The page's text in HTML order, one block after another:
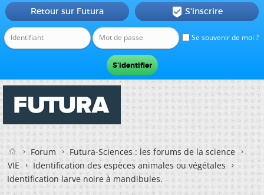
Se souvenir de moi ?
Retour sur Futura  S'inscrire
Forum
Futura-Sciences : les forums de la science
VIE
Identification des espèces animales ou végétales
Identification larve noire à mandibules.